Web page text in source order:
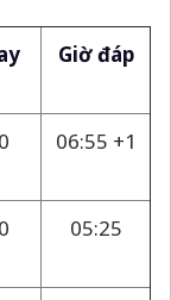
Giờ đáp
06:55 +1
05:25